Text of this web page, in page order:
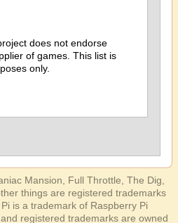
does not endorse
of games. This list is
only.
Mansion, Full Throttle, The Dig,
things are registered trademarks
Pi is a trademark of Raspberry Pi
registered trademarks are owned